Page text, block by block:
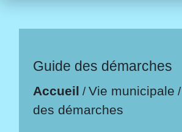
Guide des démarches
Accueil /Vie municipale /
des démarches